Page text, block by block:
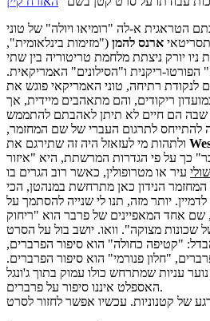
הטראגית א-לה "רומיאו ויולה" של טוני
ארנס להמן ("מזימות בינלאומית",
ניו יורק ניצתת מלחמת טריטוריה בין שתי
הפורטו-ריקנית ו"הסילונים" האמריקאית.
רתיחה, טוני האמריקאי פוגש את
ריקודים, והם מתאהבים מיידית, אך
להתייחס לתרגום העברי של שם המחזמר,
כך על פי הגדרות המרשתת, היא "איזור
עיר או מטרופולין, כאשר רוב הגרים בו
הנידון כאן מתרחשת במנהטן, הכי
יותר מזה, תנו לי שנייה להסתמך על
שם אחד המאפיינים של פרבר הוא "ריחוק
שכונות מצוקה". וואו. יושב בול על הסרט
"קטיפה כחולה" הוא סיפור הפרברים,
"חלון פנורמי" הוא סיפור הפרברים.
עניות שמתרחש כולו עמוק בתוך ג'ונגל
האספלט איננו סיפור על פרברים.